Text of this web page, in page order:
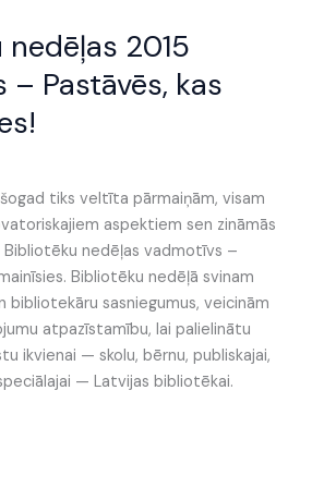
2015
– Pastāvēs, kas
tiks veltīta pārmaiņām, visam
aspektiem sen zināmās
Bibliotēku nedēļas vadmotīvs –
Bibliotēku nedēļā svinam
bibliotekāru sasniegumus, veicinām
atpazīstamību, lai palielinātu
ikvienai — skolu, bērnu, publiskajai,
— Latvijas bibliotēkai.